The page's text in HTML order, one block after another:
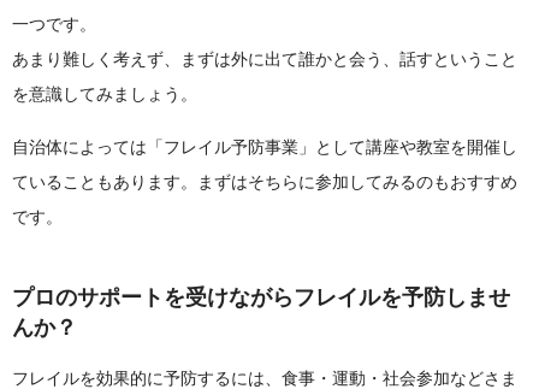
一つです。
あまり難しく考えず、まずは外に出て誰かと会う、話すということ
を意識してみましょう。
自治体によっては「フレイル予防事業」として講座や教室を開催し
ていることもあります。まずはそちらに参加してみるのもおすすめ
です。
プロのサポートを受けながらフレイルを予防しませ
んか？
フレイルを効果的に予防するには、食事・運動・社会参加などさま